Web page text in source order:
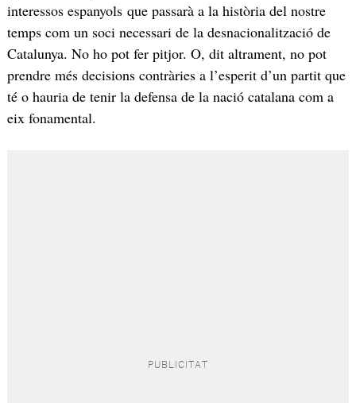
interessos espanyols que passarà a la història del nostre
temps com un soci necessari de la desnacionalització de
Catalunya. No ho pot fer pitjor. O, dit altrament, no pot
prendre més decisions contràries a l’esperit d’un partit que
té o hauria de tenir la defensa de la nació catalana com a
eix fonamental.